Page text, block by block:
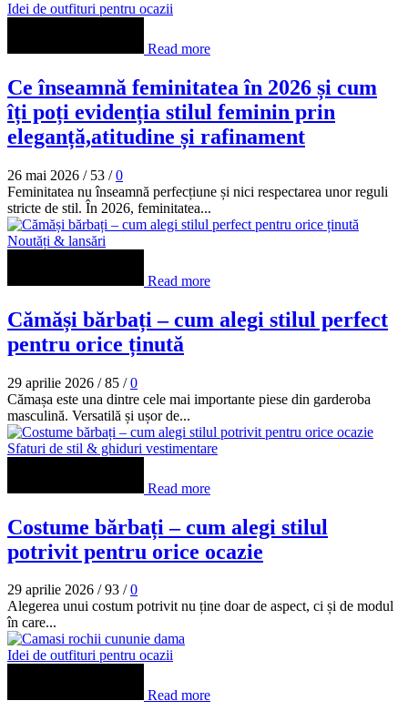
Idei de outfituri pentru ocazii
Read more
Ce înseamnă feminitatea în 2026 și cum
îți poți evidenția stilul feminin prin
eleganță,atitudine și rafinament
26 mai 2026 / 53 / 0
Feminitatea nu înseamnă perfecțiune și nici respectarea unor reguli
stricte de stil. În 2026, feminitatea...
Noutăți & lansări
Read more
Cămăși bărbați – cum alegi stilul perfect
pentru orice ținută
29 aprilie 2026 / 85 / 0
Cămașa este una dintre cele mai importante piese din garderoba
masculină. Versatilă și ușor de...
Sfaturi de stil & ghiduri vestimentare
Read more
Costume bărbați – cum alegi stilul
potrivit pentru orice ocazie
29 aprilie 2026 / 93 / 0
Alegerea unui costum potrivit nu ține doar de aspect, ci și de modul
în care...
Idei de outfituri pentru ocazii
Read more